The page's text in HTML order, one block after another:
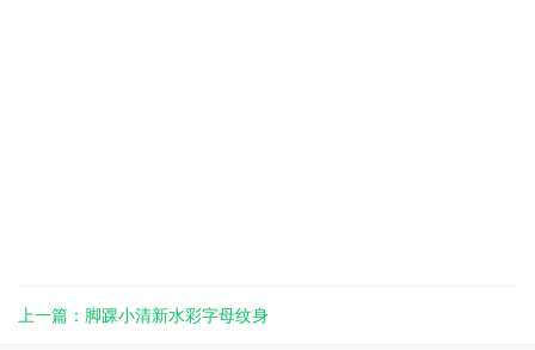
上一篇：脚踝小清新水彩字母纹身